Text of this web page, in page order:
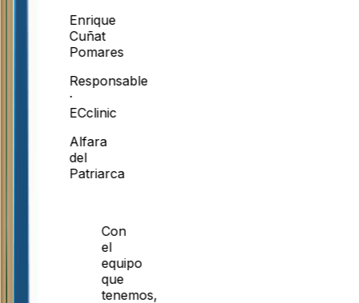
Enrique
Cuñat
Pomares
Responsable
·
ECclinic
Alfara
del
Patriarca
Con
el
equipo
que
tenemos,